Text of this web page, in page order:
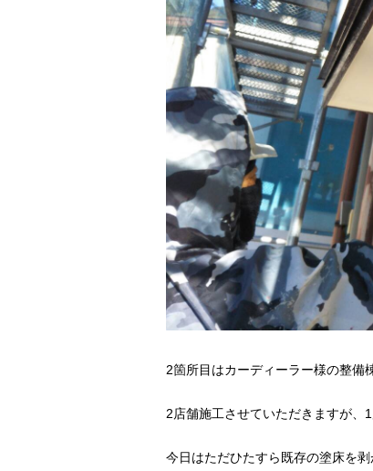
2箇所目はカーディーラー様の整備
2店舗施工させていただきますが、
今日はただひたすら既存の塗床を剥